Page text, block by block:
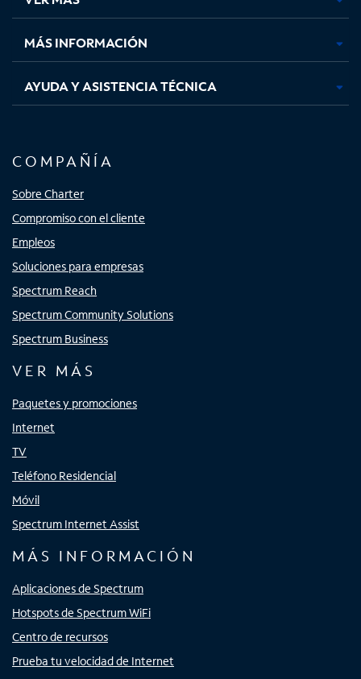
nuevanuevanuevanueva
MÁS INFORMACIÓN
AYUDA Y ASISTENCIA TÉCNICA
COMPAÑÍA
Sobre Charter
Compromiso con el cliente
Empleos
Soluciones para empresas
Spectrum Reach
Spectrum Community Solutions
Spectrum Business
VER MÁS
Paquetes y promociones
Internet
TV
Teléfono Residencial
Móvil
Spectrum Internet Assist
MÁS INFORMACIÓN
Aplicaciones de Spectrum
Hotspots de Spectrum WiFi
Centro de recursos
Prueba tu velocidad de Internet